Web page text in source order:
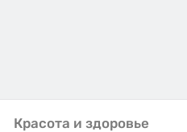
Красота и здоровье